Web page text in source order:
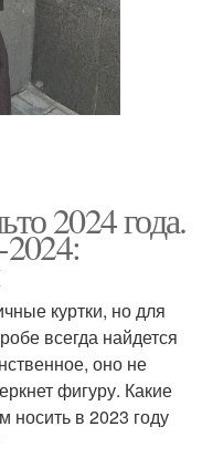
2024 года.
куртки, но для
всегда найдется
оно не
фигуру. Какие
носить в 2023 году